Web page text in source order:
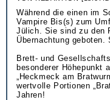
Während die einen im
Vampire Bis(s) zum
Jülich. Sie sind zu den
Übernachtung
Brett- und
besonderer Höhepunkt
„Heckmeck am
wertvolle Portionen
Jahren!